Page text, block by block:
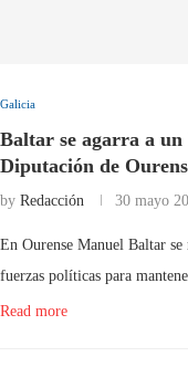
Galicia
Baltar se agarra a
Diputación de
by Redacción 30 mayo
En Ourense Manuel Baltar
fuerzas políticas para
Read more